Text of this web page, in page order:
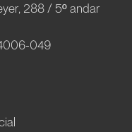
288 / 5º andar
049